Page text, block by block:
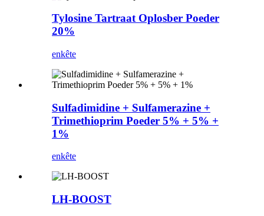
Tylosine Tartraat Oplosber Poeder
20%
enkête
Sulfadimidine + Sulfamerazine +
Trimethioprim Poeder 5% + 5% +
1%
enkête
LH-BOOST